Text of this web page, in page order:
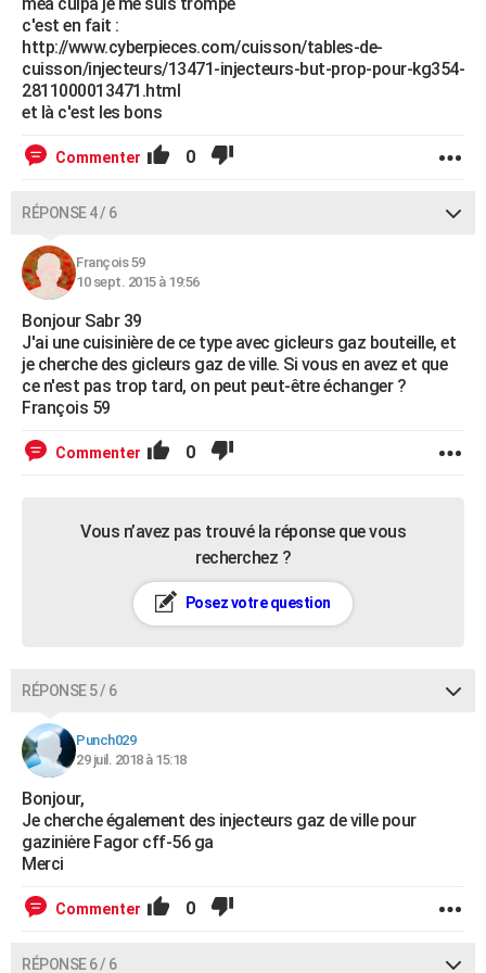
c'est en fait :
http://www.cyberpieces.com/cuisson/tables-de-
cuisson/injecteurs/13471-injecteurs-but-prop-pour-kg354-
2811000013471.html
et là c'est les bons
Commenter 0
RÉPONSE 4 / 6
François 59
10 sept. 2015 à 19:56
Bonjour Sabr 39
J'ai une cuisinière de ce type avec gicleurs gaz bouteille, et
je cherche des gicleurs gaz de ville. Si vous en avez et que
ce n'est pas trop tard, on peut peut-être échanger ?
François 59
Commenter 0
Vous n’avez pas trouvé la réponse que vous
recherchez ?
Posez votre question
RÉPONSE 5 / 6
Punch029
29 juil. 2018 à 15:18
Bonjour,
Je cherche également des injecteurs gaz de ville pour
gaziniėre Fagor cff-56 ga
Merci
Commenter 0
RÉPONSE 6 / 6